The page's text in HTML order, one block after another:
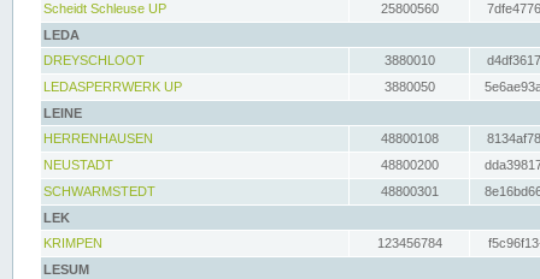
Scheidt Schleuse UP
25800560
LEDA
DREYSCHLOOT
3880010
LEDASPERRWERK UP
3880050
LEINE
HERRENHAUSEN
48800108
NEUSTADT
48800200
SCHWARMSTEDT
48800301
LEK
KRIMPEN
123456784
LESUM